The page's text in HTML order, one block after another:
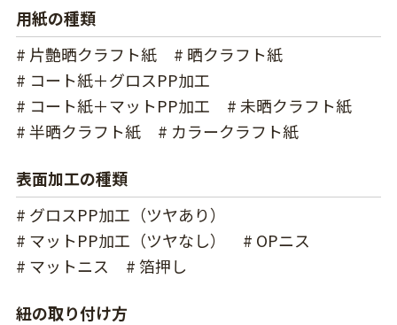
用紙の種類
# 片艶晒クラフト紙
# 晒クラフト紙
# コート紙＋グロスPP加工
# コート紙＋マットPP加工
# 未晒クラフト紙
# 半晒クラフト紙
# カラークラフト紙
表面加工の種類
# グロスPP加工（ツヤあり）
# マットPP加工（ツヤなし）
# OPニス
# マットニス
# 箔押し
紐の取り付け方